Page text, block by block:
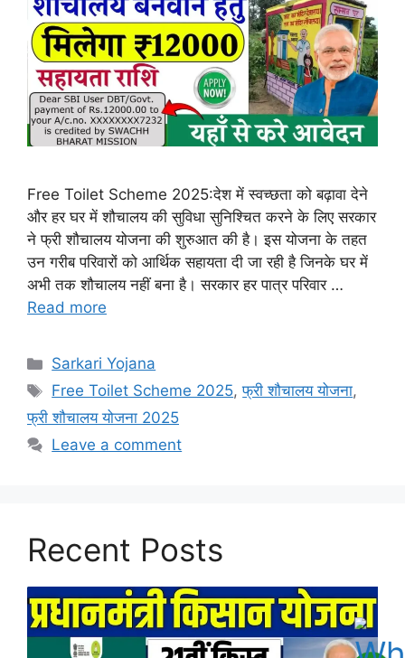
Free Toilet Scheme 2025:देश में स्वच्छता को बढ़ावा देने
और हर घर में शौचालय की सुविधा सुनिश्चित करने के लिए सरकार
ने फ्री शौचालय योजना की शुरुआत की है। इस योजना के तहत
उन गरीब परिवारों को आर्थिक सहायता दी जा रही है जिनके घर में
अभी तक शौचालय नहीं बना है। सरकार हर पात्र परिवार …
Read more
Categories
Sarkari Yojana
Tags
Free Toilet Scheme 2025,फ्री शौचालय योजना,
फ्री शौचालय योजना 2025
Leave a comment
Recent Posts